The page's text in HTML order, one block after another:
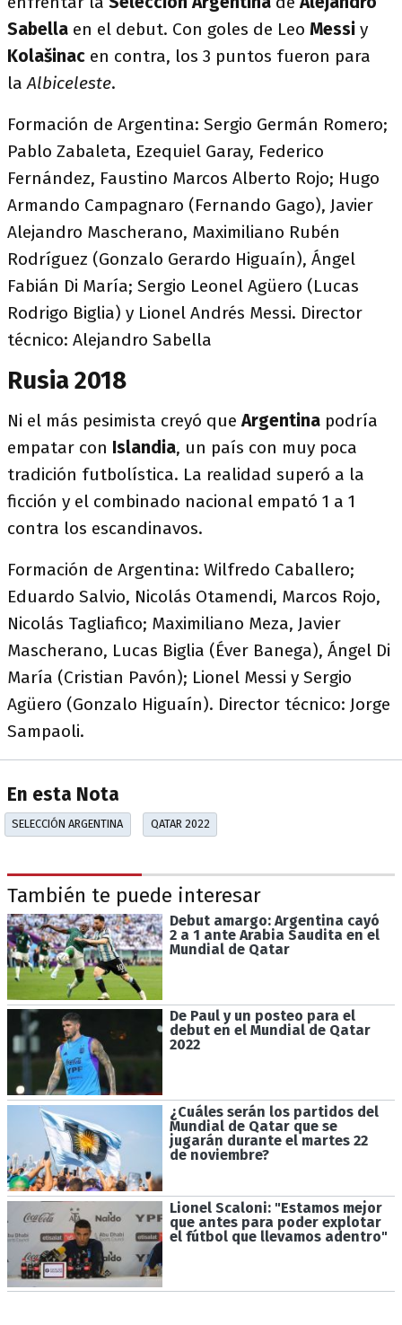
Sabella en el debut. Con goles de Leo Messi y
Kolašinac en contra, los 3 puntos fueron para
laAlbiceleste.
Formación de Argentina: Sergio Germán Romero;
Pablo Zabaleta, Ezequiel Garay, Federico
Fernández, Faustino Marcos Alberto Rojo; Hugo
Armando Campagnaro (Fernando Gago), Javier
Alejandro Mascherano, Maximiliano Rubén
Rodríguez (Gonzalo Gerardo Higuaín), Ángel
Fabián Di María; Sergio Leonel Agüero (Lucas
Rodrigo Biglia) y Lionel Andrés Messi. Director
técnico: Alejandro Sabella
Rusia 2018
Ni el más pesimista creyó queArgentina podría
empatar con Islandia, un país con muy poca
tradición futbolística. La realidad superó a la
ficción y el combinado nacional empató 1 a 1
contra los escandinavos.
Formación de Argentina: Wilfredo Caballero;
Eduardo Salvio, Nicolás Otamendi, Marcos Rojo,
Nicolás Tagliafico; Maximiliano Meza, Javier
Mascherano, Lucas Biglia (Éver Banega), Ángel Di
María (Cristian Pavón); Lionel Messi y Sergio
Agüero (Gonzalo Higuaín). Director técnico: Jorge
Sampaoli.
En esta Nota
SELECCIÓN ARGENTINA QATAR 2022
También te puede interesar
Debut amargo: Argentina cayó
2 a 1 ante Arabia Saudita en el
Mundial de Qatar
De Paul y un posteo para el
debut en el Mundial de Qatar
2022
¿Cuáles serán los partidos del
Mundial de Qatar que se
jugarán durante el martes 22
de noviembre?
Lionel Scaloni: "Estamos mejor
que antes para poder explotar
el fútbol que llevamos adentro"